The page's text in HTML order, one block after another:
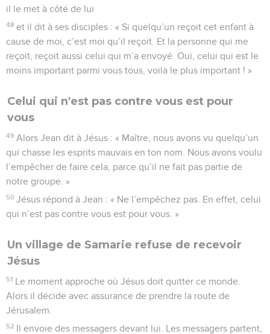
il le met à côté de lui
48 et il dit à ses disciples : « Si quelqu’un reçoit cet enfant à
cause de moi, c’est moi qu’il reçoit. Et la personne qui me
reçoit, reçoit aussi celui qui m’a envoyé. Oui, celui qui est le
moins important parmi vous tous, voilà le plus important ! »
Celui qui n'est pas contre vous est pour
vous
49 Alors Jean dit à Jésus : « Maître, nous avons vu quelqu’un
qui chasse les esprits mauvais en ton nom. Nous avons voulu
l’empêcher de faire cela, parce qu’il ne fait pas partie de
notre groupe. »
50 Jésus répond à Jean : « Ne l’empêchez pas. En effet, celui
qui n’est pas contre vous est pour vous. »
Un village de Samarie refuse de recevoir
Jésus
51 Le moment approche où Jésus doit quitter ce monde.
Alors il décide avec assurance de prendre la route de
Jérusalem.
52 Il envoie des messagers devant lui. Les messagers partent,